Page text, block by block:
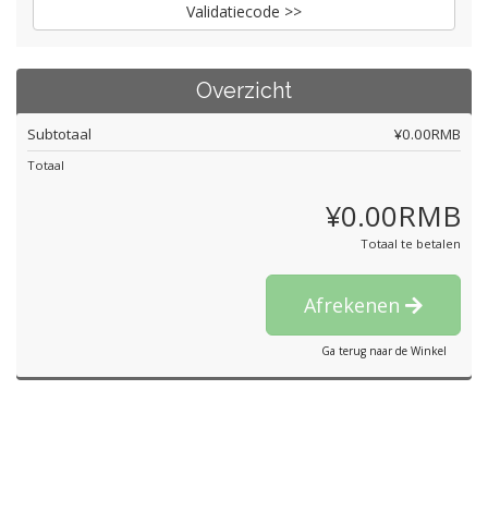
Validatiecode >>
Overzicht
Subtotaal ¥0.00RMB
Totaal
¥0.00RMB
Totaal te betalen
Afrekenen
Ga terug naar de Winkel